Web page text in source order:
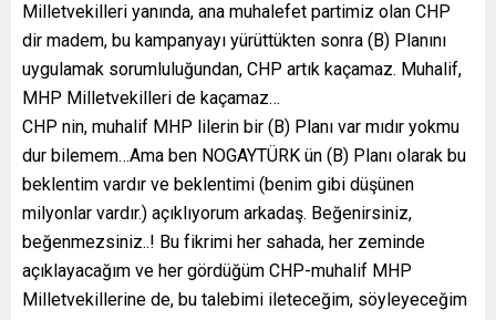
Milletvekilleri yanında, ana muhalefet partimiz olan CHP
dir madem, bu kampanyayı yürüttükten sonra (B) Planını
uygulamak sorumluluğundan, CHP artık kaçamaz. Muhalif,
MHP Milletvekilleri de kaçamaz…
CHP nin, muhalif MHP lilerin bir (B) Planı var mıdır yokmu
dur bilemem…Ama ben NOGAYTÜRK ün (B) Planı olarak bu
beklentim vardır ve beklentimi (benim gibi düşünen
milyonlar vardır.) açıklıyorum arkadaş. Beğenirsiniz,
beğenmezsiniz..! Bu fikrimi her sahada, her zeminde
açıklayacağım ve her gördüğüm CHP-muhalif MHP
Milletvekillerine de, bu talebimi ileteceğim, söyleyeceğim